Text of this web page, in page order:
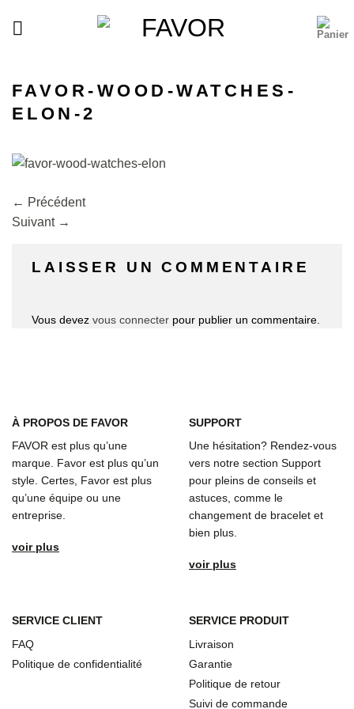
FAVOR-WOOD-WATCHES-
ELON-2
← Précédent
Suivant →
LAISSER UN COMMENTAIRE
Vous devez vous connecter pour publier un commentaire.
À PROPOS DE FAVOR
FAVOR est plus qu’une
marque. Favor est plus qu’un
style. Certes, Favor est plus
qu’une équipe ou une
entreprise.
voir plus
SUPPORT
Une hésitation? Rendez-vous
vers notre section Support
pour pleins de conseils et
astuces, comme le
changement de bracelet et
bien plus.
voir plus
SERVICE CLIENT
FAQ
Politique de confidentialité
SERVICE PRODUIT
Livraison
Garantie
Politique de retour
Suivi de commande